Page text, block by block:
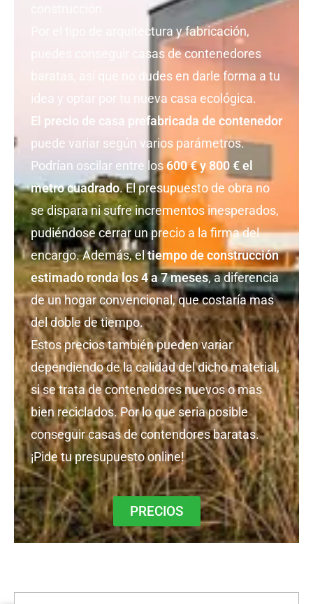
Por el tipo de arquitectura y fabricación,
puedes conseguir casas de contenedores
baratas, así que no dudes en darle forma a tu
idea y optar por tu nueva casa ecológica.
El precio de casa prefabricada de contenedor
puede variar según varios parámetros.
Podrían oscilar entre los600 € y 800 € el
metro cuadrado. El presupuesto de obra no
se dispara ni sufre incrementos inesperados,
pudiéndose cerrar un precio a la firma del
encargo. Además, eltiempo de construcción
estimado ronda los 4 a 7 meses, a diferencia
de un hogar convencional, que costaría mas
del doble de tiempo.
Estos precios también pueden variar
dependiendo de la calidad del dicho material,
si se trata de contenedores nuevos o mas
bien reciclados. Por lo que seria posible
conseguir casas de contendores baratas.
¡Pide tu presupuesto online!
PRECIOS